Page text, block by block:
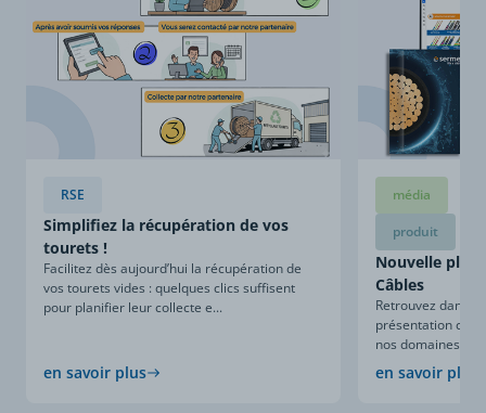
RSE
Simplifiez la récupération de vos
tourets !
Facilitez dès aujourd’hui la récupération de
vos tourets vides : quelques clics suffisent
pour planifier leur collecte e...
en savoir plus
média
produit
Nouvelle
Câbles
Retrouvez dans
présentation
nos domaines
en savoir plus